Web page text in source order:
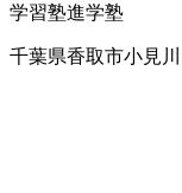
学習塾進学塾
千葉県香取市小見